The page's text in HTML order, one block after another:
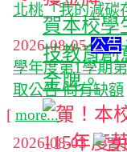
賀本校學
技教育創
金牌。
北桃「我的減碳
2026-08-05公告
學年度第1學期
取公告 尚有缺額
[ more...]
2026-08-03